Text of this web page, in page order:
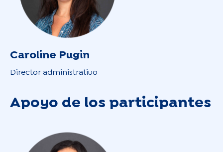
Caroline Pugin
Director administrativo
Apoyo de los participantes